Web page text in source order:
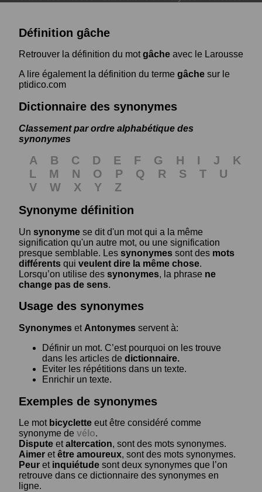
Définition gâche
Retrouver la définition du motgâche avec le Larousse
A lire également la définition du terme gâche sur le
ptidico.com
Dictionnaire des synonymes
Classement par ordre alphabétique des
synonymes
A B C D E F G H I J
K
L
M N O P Q R S T
U
V
W X Y
Z
Synonyme définition
Un synonyme se dit d'un mot qui a la même
signification qu'un autre mot, ou une signification
presque semblable. Les synonymes sont des mots
différents qui veulent dire la même chose.
Lorsqu’on utilise des synonymes, la phrase ne
change pas de sens.
Usage des synonymes
Synonymes et Antonymes servent à:
Définir un mot. C’est pourquoi on les trouve
dans les articles de dictionnaire.
Eviter les répétitions dans un texte.
Enrichir un texte.
Exemples de synonymes
Le mot bicyclette eut être considéré comme
synonyme de vélo.
Dispute etaltercation, sont des mots synonymes.
Aimer etêtre amoureux, sont des mots synonymes.
Peur et inquiétude sont deux synonymes que l’on
retrouve dans ce dictionnaire des synonymes en
ligne.